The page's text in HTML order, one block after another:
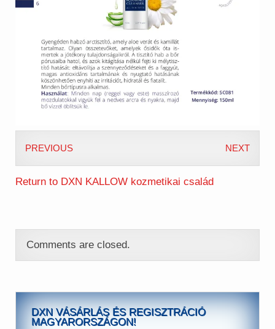
PREVIOUS NEXT
Return to DXN KALLOW kozmetikai család
Comments are closed.
DXN VÁSÁRLÁS ÉS REGISZTRÁCIÓ
MAGYARORSZÁGON!